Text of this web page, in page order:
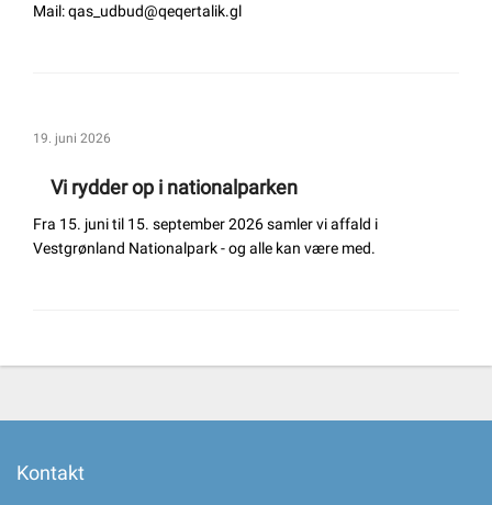
Mail: qas_udbud@qeqertalik.gl
19. juni 2026
Vi rydder op i nationalparken
Fra 15. juni til 15. september 2026 samler vi affald i
Vestgrønland Nationalpark - og alle kan være med.
Kontakt